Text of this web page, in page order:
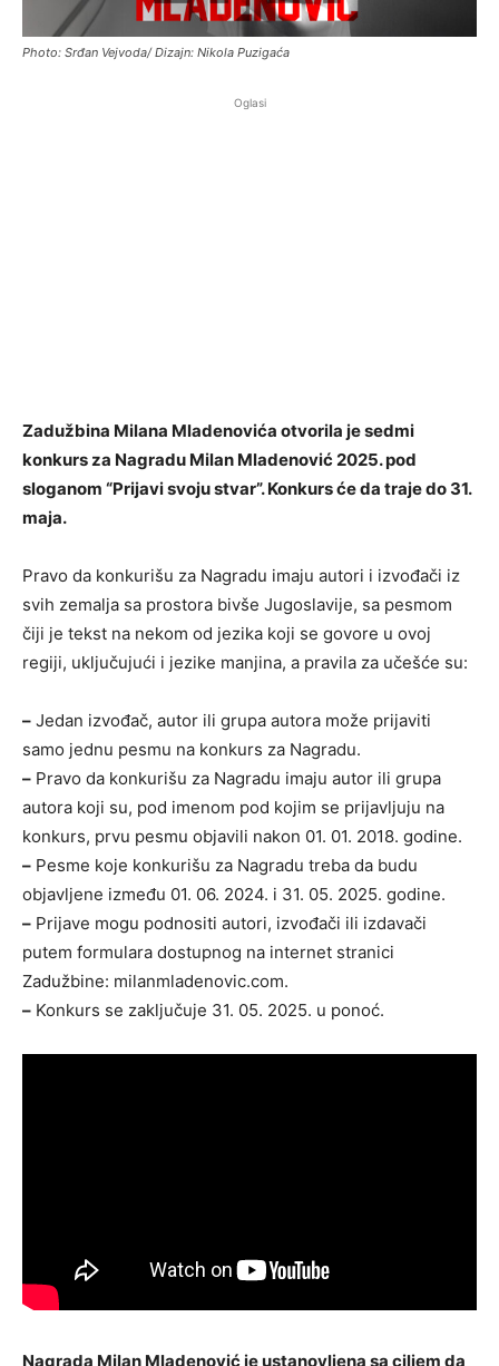
Photo: Srđan Vejvoda/ Dizajn: Nikola Puzigaća
Oglasi
Zadužbina Milana Mladenovića otvorila je sedmi
konkurs za Nagradu Milan Mladenović 2025. pod
sloganom “Prijavi svoju stvar”. Konkurs će da traje do 31.
maja.
Pravo da konkurišu za Nagradu imaju autori i izvođači iz
svih zemalja sa prostora bivše Jugoslavije, sa pesmom
čiji je tekst na nekom od jezika koji se govore u ovoj
regiji, uključujući i jezike manjina, a pravila za učešće su:
– Jedan izvođač, autor ili grupa autora može prijaviti
samo jednu pesmu na konkurs za Nagradu.
– Pravo da konkurišu za Nagradu imaju autor ili grupa
autora koji su, pod imenom pod kojim se prijavljuju na
konkurs, prvu pesmu objavili nakon 01. 01. 2018. godine.
– Pesme koje konkurišu za Nagradu treba da budu
objavljene između 01. 06. 2024. i 31. 05. 2025. godine.
– Prijave mogu podnositi autori, izvođači ili izdavači
putem formulara dostupnog na internet stranici
Zadužbine: milanmladenovic.com.
– Konkurs se zaključuje 31. 05. 2025. u ponoć.
Nagrada Milan Mladenović je ustanovljena sa ciljem da